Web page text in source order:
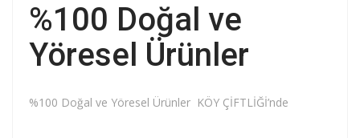
%100 Doğal ve
Yöresel Ürünler
%100 Doğal ve Yöresel Ürünler KÖY ÇİFTLİĞİ’nde